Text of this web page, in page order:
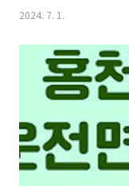
인 청년의 여가활동과 신
습비용으로 사용할 수 있
니다. 2. 창원시 청년 스
세 이하 (1984. 1. 1. ~
주민등록 주소를 두고
제외중소기업재직여부직
2024. 7. 1.